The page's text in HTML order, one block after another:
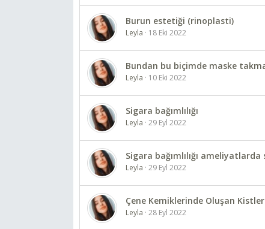
Burun estetiği (rinoplasti)
Leyla 18 Eki 2022
Bundan bu biçimde maske
Leyla 10 Eki 2022
Sigara bağımlılığı
Leyla 29 Eyl 2022
Sigara bağımlılığı
Leyla 29 Eyl 2022
Çene Kemiklerinde Oluşan Kistler
Leyla 28 Eyl 2022